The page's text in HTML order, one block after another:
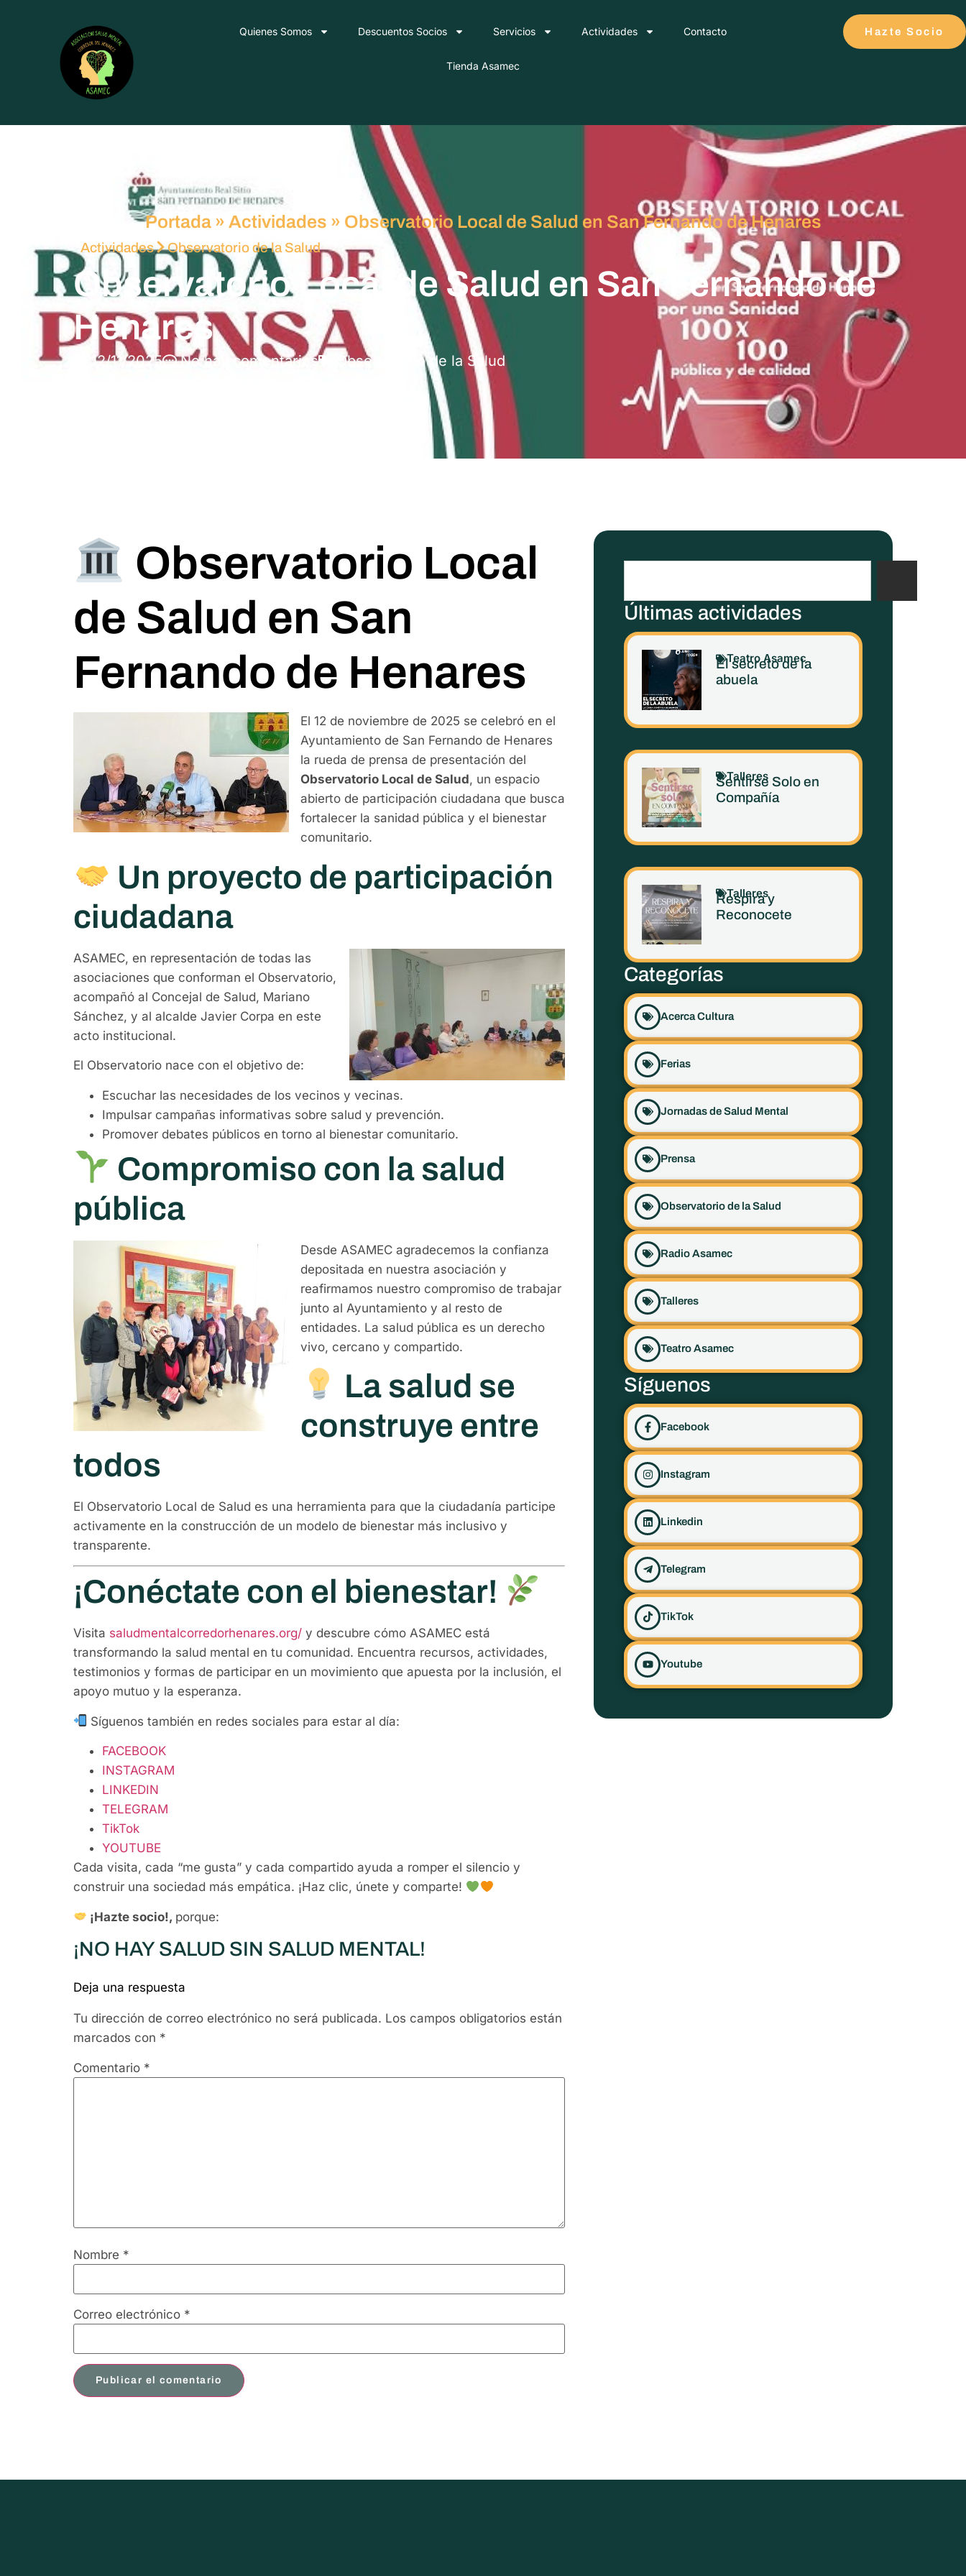
Quienes Somos Descuentos Socios Servicios Actividades Contacto
Tienda Asamec
Hazte Socio
Portada» Actividades » Observatorio Local de Salud en San Fernando de Henares
Actividades Observatorio de la Salud
Observatorio Local de Salud en San Fernando de
Henares
12/11/2025 No hay comentarios Observatorio de la Salud
Observatorio Local
de Salud en San
Fernando de Henares
El 12 de noviembre de 2025 se celebró en el
Ayuntamiento de San Fernando de Henares
la rueda de prensa de presentación del
Observatorio Local de Salud, un espacio
abierto de participación ciudadana que busca
fortalecer la sanidad pública y el bienestar
comunitario.
Un proyecto de participación
ciudadana
ASAMEC, en representación de todas las
asociaciones que conforman el Observatorio,
acompañó al Concejal de Salud, Mariano
Sánchez, y al alcalde Javier Corpa en este
acto institucional.
El Observatorio nace con el objetivo de:
Escuchar las necesidades de los vecinos y vecinas.
Impulsar campañas informativas sobre salud y prevención.
Promover debates públicos en torno al bienestar comunitario.
Compromiso con la salud
pública
Desde ASAMEC agradecemos la confianza
depositada en nuestra asociación y
reafirmamos nuestro compromiso de trabajar
junto al Ayuntamiento y al resto de
entidades. La salud pública es un derecho
vivo, cercano y compartido.
La salud se
construye entre
todos
El Observatorio Local de Salud es una herramienta para que la ciudadanía participe
activamente en la construcción de un modelo de bienestar más inclusivo y
transparente.
¡Conéctate con el bienestar!
Visita saludmentalcorredorhenares.org/ y descubre cómo ASAMEC está
transformando la salud mental en tu comunidad. Encuentra recursos, actividades,
testimonios y formas de participar en un movimiento que apuesta por la inclusión, el
apoyo mutuo y la esperanza.
Síguenos también en redes sociales para estar al día:
FACEBOOK
INSTAGRAM
LINKEDIN
TELEGRAM
TikTok
YOUTUBE
Cada visita, cada “me gusta” y cada compartido ayuda a romper el silencio y
construir una sociedad más empática. ¡Haz clic, únete y comparte!
¡Hazte socio!, porque:
¡NO HAY SALUD SIN SALUD MENTAL!
Deja una respuesta
Tu dirección de correo electrónico no será publicada. Los campos obligatorios están
marcados con *
Comentario *
Nombre *
Correo electrónico *
Últimas actividades
Teatro Asamec
El secreto de la
abuela
Talleres
Sentirse Solo en
Compañía
Talleres
Respira y
Reconocete
Categorías
Acerca Cultura
Ferias
Jornadas de Salud Mental
Prensa
Observatorio de la Salud
Radio Asamec
Talleres
Teatro Asamec
Síguenos
Facebook
Instagram
Linkedin
Telegram
TikTok
Youtube